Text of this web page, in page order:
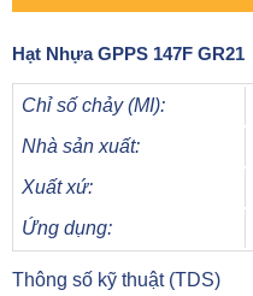
Hạt NhựaGPPS 147F GR21
Chỉ số chảy (MI):
Nhà sản xuất:
Xuất xứ:
Ứng dụng:
Thông số kỹ thuật (TDS)